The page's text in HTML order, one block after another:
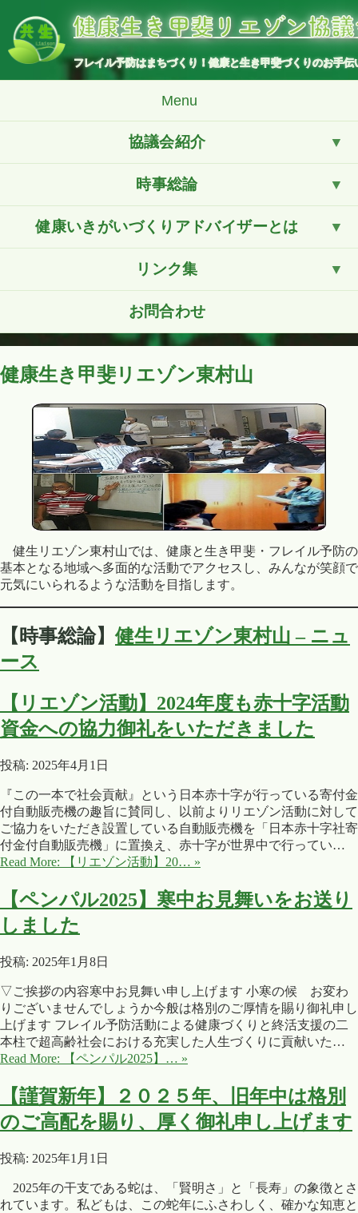
ン
キ
健康生き甲斐リエゾン協
フレイル予防はまちづくり！健康と生き甲斐づくりのお手伝
Menu
協議会紹介
時事総論
健康いきがいづくりアドバイザーとは
リンク集
お問合わせ
健康生き甲斐リエゾン東村山
健生リエゾン東村山では、健康と生き甲斐・フレイル予防の
基本となる地域へ多面的な活動でアクセスし、みんなが笑顔で
元気にいられるような活動を目指します。
【時事総論】 健生リエゾン東村山 – ニュ
ース
【リエゾン活動】2024年度も赤十字活動
資金への協力御礼をいただきました
投稿: 2025年4月1日
『この一本で社会貢献』という日本赤十字が行っている寄付金
付自動販売機の趣旨に賛同し、以前よりリエゾン活動に対して
ご協力をいただき設置している自動販売機を「日本赤十字社寄
付金付自動販売機」に置換え、赤十字が世界中で行ってい…
Read More: 【リエゾン活動】20… »
【ペンパル2025】寒中お見舞いをお送り
しました
投稿: 2025年1月8日
▽ご挨拶の内容寒中お見舞い申し上げます 小寒の候 お変わ
りございませんでしょうか今般は格別のご厚情を賜り御礼申し
上げます フレイル予防活動による健康づくりと終活支援の二
本柱で超高齢社会における充実した人生づくりに貢献いた…
Read More: 【ペンパル2025】… »
【謹賀新年】２０２５年、旧年中は格別
のご高配を賜り、厚く御礼申し上げます
投稿: 2025年1月1日
2025年の干支である蛇は、「賢明さ」と「長寿」の象徴とさ
れています。私どもは、この蛇年にふさわしく、確かな知恵と